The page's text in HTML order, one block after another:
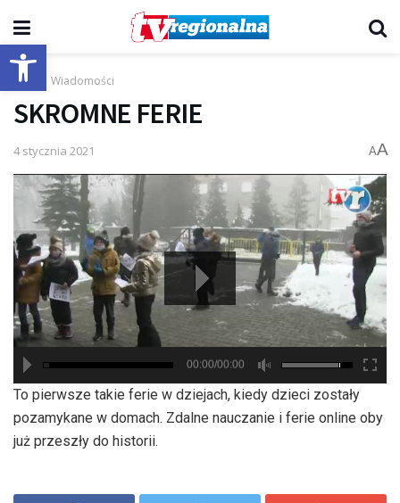
Otwórz pasek narzędzi
Start Wiadomości
SKROMNE FERIE
4 stycznia 2021 AA
hd2880
hd2160
hd2160
hd1440
highres
hd1080
hd720
large
medium
small
tiny
00:00/00:00
To pierwsze takie ferie w dziejach, kiedy dzieci zostały
pozamykane w domach. Zdalne nauczanie i ferie online oby
już przeszły do historii.